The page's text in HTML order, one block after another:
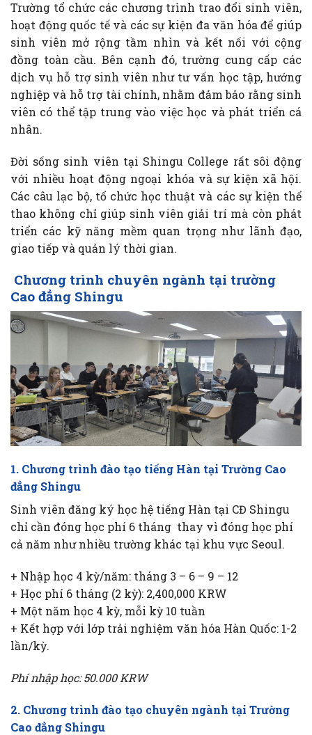
Trường tổ chức các chương trình trao đổi sinh viên,
hoạt động quốc tế và các sự kiện đa văn hóa để giúp
sinh viên mở rộng tầm nhìn và kết nối với cộng
đồng toàn cầu. Bên cạnh đó, trường cung cấp các
dịch vụ hỗ trợ sinh viên như tư vấn học tập, hướng
nghiệp và hỗ trợ tài chính, nhằm đảm bảo rằng sinh
viên có thể tập trung vào việc học và phát triển cá
nhân.
Đời sống sinh viên tại Shingu College rất sôi động
với nhiều hoạt động ngoại khóa và sự kiện xã hội.
Các câu lạc bộ, tổ chức học thuật và các sự kiện thể
thao không chỉ giúp sinh viên giải trí mà còn phát
triển các kỹ năng mềm quan trọng như lãnh đạo,
giao tiếp và quản lý thời gian.
Chương trình chuyên ngành tại trường
Cao đẳng Shingu
1. Chương trình đào tạo tiếng Hàn tại Trường Cao
đẳng Shingu
Sinh viên đăng ký học hệ tiếng Hàn tại CĐ Shingu
chỉ cần đóng học phí 6 tháng thay vì đóng học phí
cả năm như nhiều trường khác tại khu vực Seoul.
+ Nhập học 4 kỳ/năm: tháng 3 – 6 – 9 – 12
+ Học phí 6 tháng (2 kỳ): 2,400,000 KRW
+ Một năm học 4 kỳ, mỗi kỳ 10 tuần
+ Kết hợp với lớp trải nghiệm văn hóa Hàn Quốc: 1-2
lần/kỳ.
Phí nhập học: 50.000 KRW
2. Chương trình đào tạo chuyên ngành tại Trường
Cao đẳng Shingu